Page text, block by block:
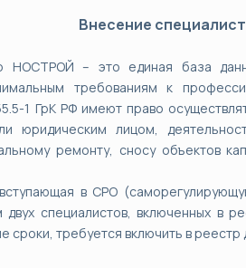
Внесение
НОСТРОЙ – это единая база
требованиям к
1 ГрК РФ имеют право
юридическим лицом,
ремонту, сносу объектов
в СРО
специалистов, включенных в
сроки, требуется включить в реестр